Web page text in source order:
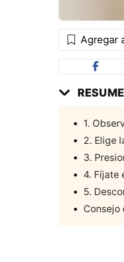
Agregar
1.
2. Elige
3.
4. Fíjate
5.